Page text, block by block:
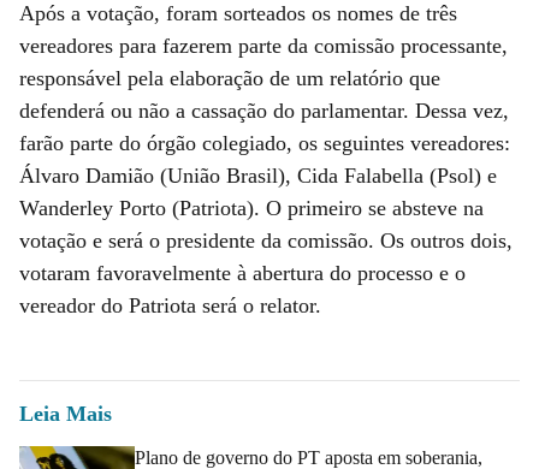
Após a votação, foram sorteados os nomes de três
vereadores para fazerem parte da comissão processante,
responsável pela elaboração de um relatório que
defenderá ou não a cassação do parlamentar. Dessa vez,
farão parte do órgão colegiado, os seguintes vereadores:
Álvaro Damião (União Brasil), Cida Falabella (Psol) e
Wanderley Porto (Patriota). O primeiro se absteve na
votação e será o presidente da comissão. Os outros dois,
votaram favoravelmente à abertura do processo e o
vereador do Patriota será o relator.
Leia Mais
Plano de governo do PT aposta em soberania,